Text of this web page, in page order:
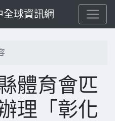
球資訊網
體育會匹
理「彰化